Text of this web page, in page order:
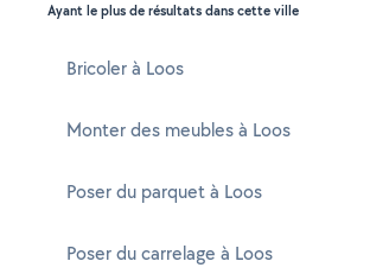
Ayant le plus de résultats dans cette ville
Bricoler à Loos
Monter des meubles à Loos
Poser du parquet à Loos
Poser du carrelage à Loos